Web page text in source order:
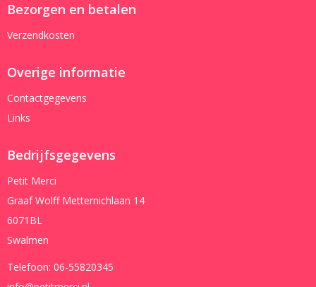
Bezorgen en betalen
Verzendkosten
Overige informatie
Contactgegevens
Links
Bedrijfsgegevens
Petit Merci
Graaf Wolff Metternichlaan 14
6071BL
Swalmen
Telefoon: 06-55820345